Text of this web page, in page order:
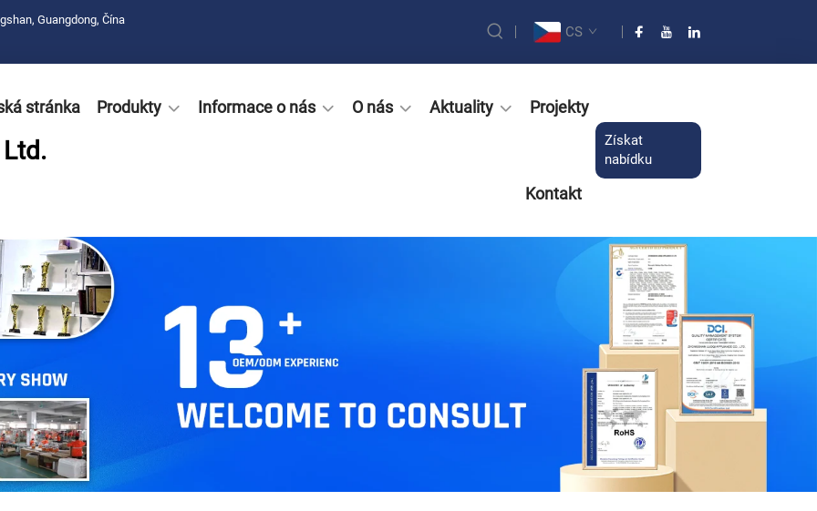
Guangdong, Čína
CS
stránka Produkty Informace o nás O nás Aktuality Projekty
Kontakt
Získat
nabídku